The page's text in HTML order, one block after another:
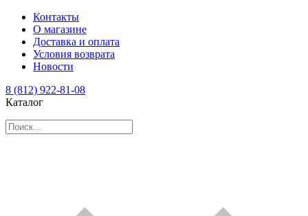
Контакты
О магазине
Доставка и оплата
Условия возврата
Новости
8 (812) 922-81-08
Каталог